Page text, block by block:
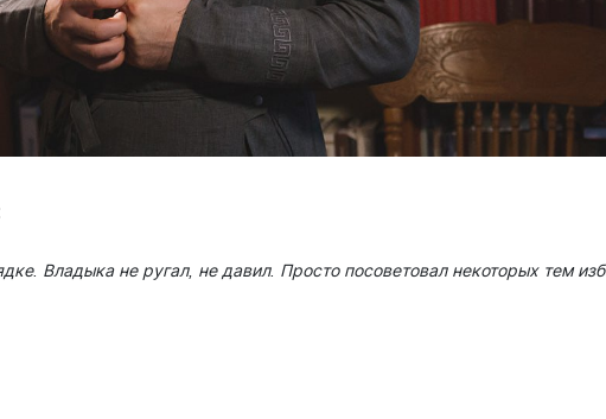
Владыка не ругал, не давил. Просто посоветовал некоторых тем